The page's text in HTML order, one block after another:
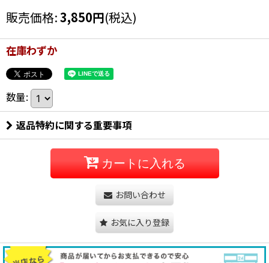
販売価格:3,850円(税込)
在庫わずか
数量:
返品特約に関する重要事項
カートに入れる
お問い合わせ
お気に入り登録